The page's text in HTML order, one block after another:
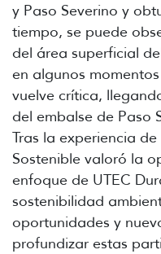
y Paso Severino y
tiempo, se puede
del área superficial
en algunos
vuelve crítica,
del embalse de Paso
Tras la experiencia
Sostenible valoró la
enfoque de UTEC
sostenibilidad
oportunidades y
profundizar estas